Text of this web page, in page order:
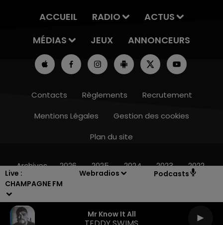
Live :
CHAMPAGNE FM
Webradios Podcasts
Mr Know It All
10h00 - 14h00
ACCUEIL RADIO
ACTUS
MÉDIAS
JEUX ANNONCEURS
Contacts Règlements
Recrutement
Mentions Légales
Gestion des cookies
Plan du site
Archives 2026 2025 2024 2023 2022